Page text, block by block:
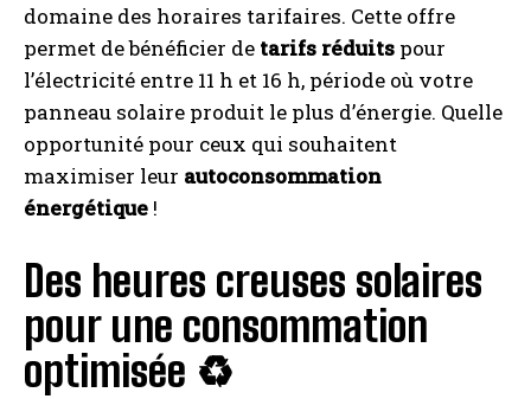
domaine des horaires tarifaires. Cette offre
permet de bénéficier de tarifs réduits pour
l’électricité entre 11 h et 16 h, période où votre
panneau solaire produit le plus d’énergie. Quelle
opportunité pour ceux qui souhaitent
maximiser leur autoconsommation
énergétique !
Des heures creuses solaires
pour une consommation
optimisée ♻️